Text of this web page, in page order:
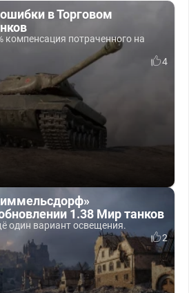
в Торговом
компенсация потраченного на
4
1.38 Мир танков
один вариант освещения.
2